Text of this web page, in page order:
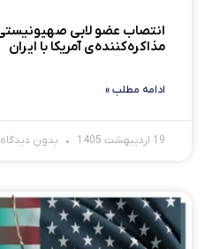
مذاکره‌کننده‌ی آمریکا با ایران
ادامه مطلب »
19 اردیبهشت 1405 بدون دیدگاه